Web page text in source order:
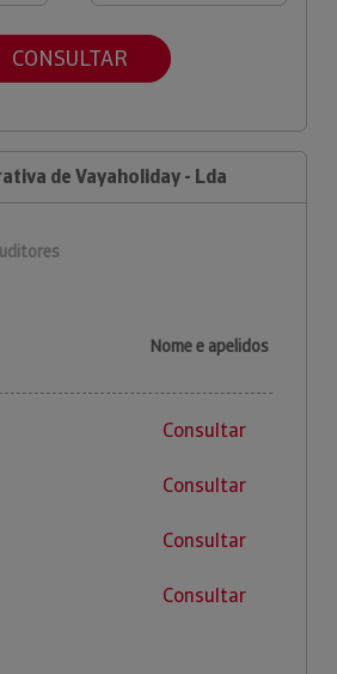
CONSULTAR
de Vayaholiday - Lda
Nome e apelidos
Consultar
Consultar
Consultar
Consultar